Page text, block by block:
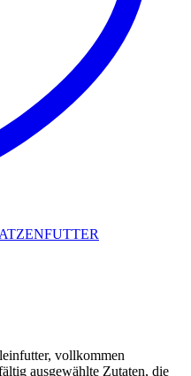
vollkommen
ausgewählte Zutaten, die